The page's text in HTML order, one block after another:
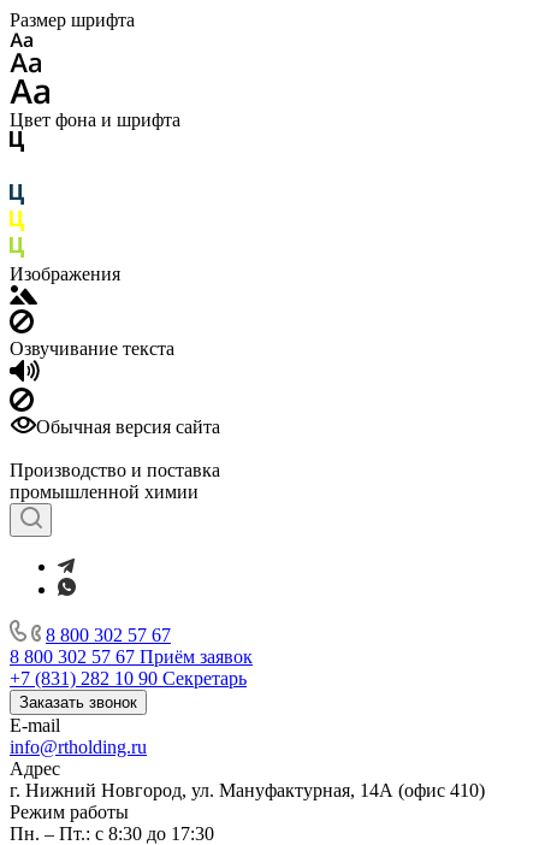
Размер шрифта
Цвет фона и шрифта
Изображения
Озвучивание текста
Обычная версия сайта
Производство и поставка
промышленной химии
8 800 302 57 67
8 800 302 57 67 Приём заявок
+7 (831) 282 10 90 Секретарь
Заказать звонок
E-mail
info@rtholding.ru
Адрес
г. Нижний Новгород, ул. Мануфактурная, 14А (офис 410)
Режим работы
Пн. – Пт.: с 8:30 до 17:30